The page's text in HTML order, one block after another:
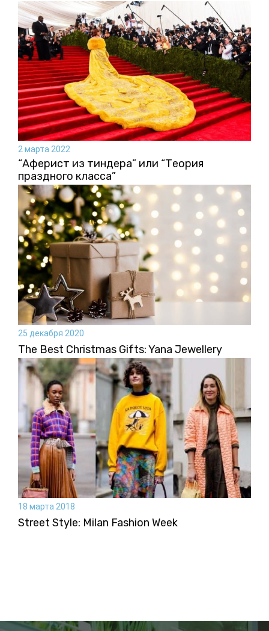
2 марта 2022
“Аферист из тиндера” или “Теория
праздного класса”
25 декабря 2020
The Best Christmas Gifts: Yana Jewellery
18 марта 2018
Street Style: Milan Fashion Week